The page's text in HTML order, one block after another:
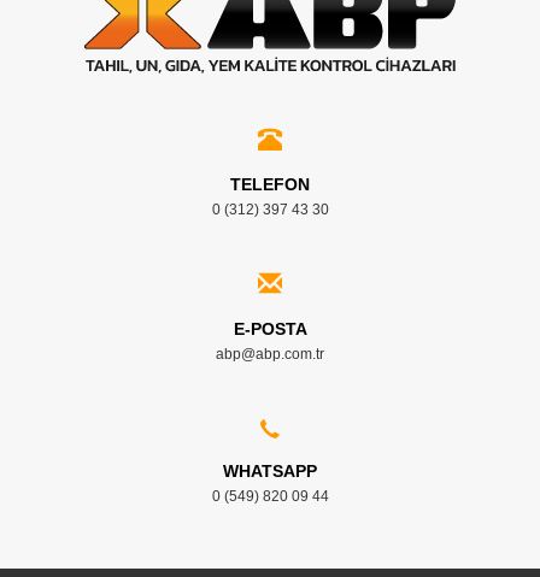
TELEFON
0 (312) 397 43 30
E-POSTA
abp@abp.com.tr
WHATSAPP
0 (549) 820 09 44